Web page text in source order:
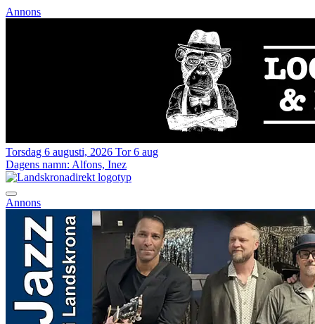
Annons
Torsdag 6 augusti, 2026 Tor 6 aug
Dagens namn: Alfons, Inez
Annons